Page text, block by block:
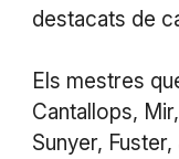
destacats de
Els mestres
Cantallops,
Sunyer,